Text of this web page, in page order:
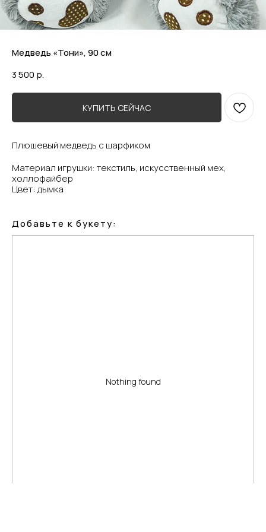
Медведь «Тони», 90 см
3 500 р.
КУПИТЬ СЕЙЧАС
Плюшевый медведь с шарфиком
Материал игрушки: текстиль, искусственный мех,
холлофайбер
Цвет: дымка
Добавьте к букету:
Nothing found